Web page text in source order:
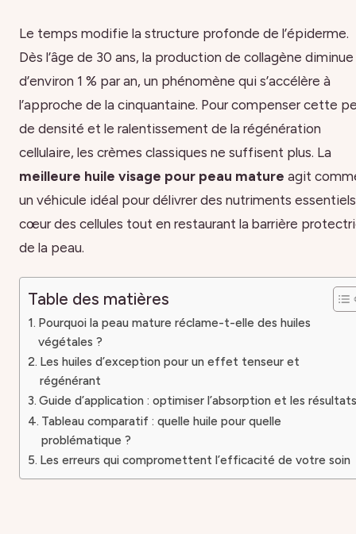
Le temps modifie la structure profonde de l’épiderme.
Dès l’âge de 30 ans, la production de collagène diminue
d’environ 1 % par an, un phénomène qui s’accélère à
l’approche de la cinquantaine. Pour compenser cette
de densité et le ralentissement de la régénération
cellulaire, les crèmes classiques ne suffisent plus. La
meilleure huile visage pour peau mature agit
un véhicule idéal pour délivrer des nutriments
cœur des cellules tout en restaurant la barrière
de la peau.
Table des matières
Pourquoi la peau mature réclame-t-elle des huiles
végétales ?
Les huiles d’exception pour un effet tenseur et
régénérant
Guide d’application : optimiser l’absorption et les
Tableau comparatif : quelle huile pour quelle
problématique ?
Les erreurs qui compromettent l’efficacité de votre soin